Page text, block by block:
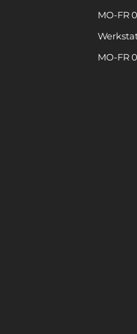
MO-FR
MO-FR